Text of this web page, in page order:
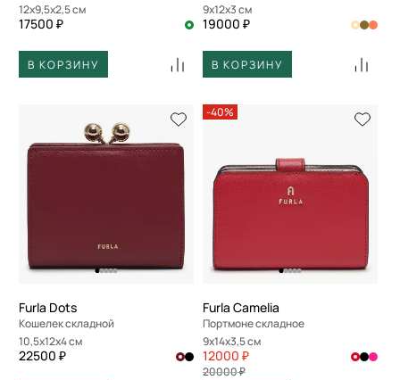
12x9,5x2,5 см
17500 ₽
В КОРЗИНУ
9x12x3 см
19000 ₽
В КОРЗИНУ
Furla Dots
Кошелек складной
10,5x12x4 см
22500 ₽
-40%
Furla Camelia
Портмоне складное
9x14x3,5 см
12000 ₽
20000 ₽